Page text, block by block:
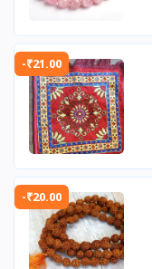
-₹21.00
-₹20.00